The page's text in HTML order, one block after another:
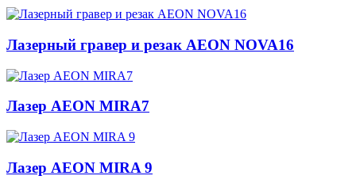
Лазерный гравер и резак AEON NOVA16
Лазер AEON MIRA7
Лазер AEON MIRA 9